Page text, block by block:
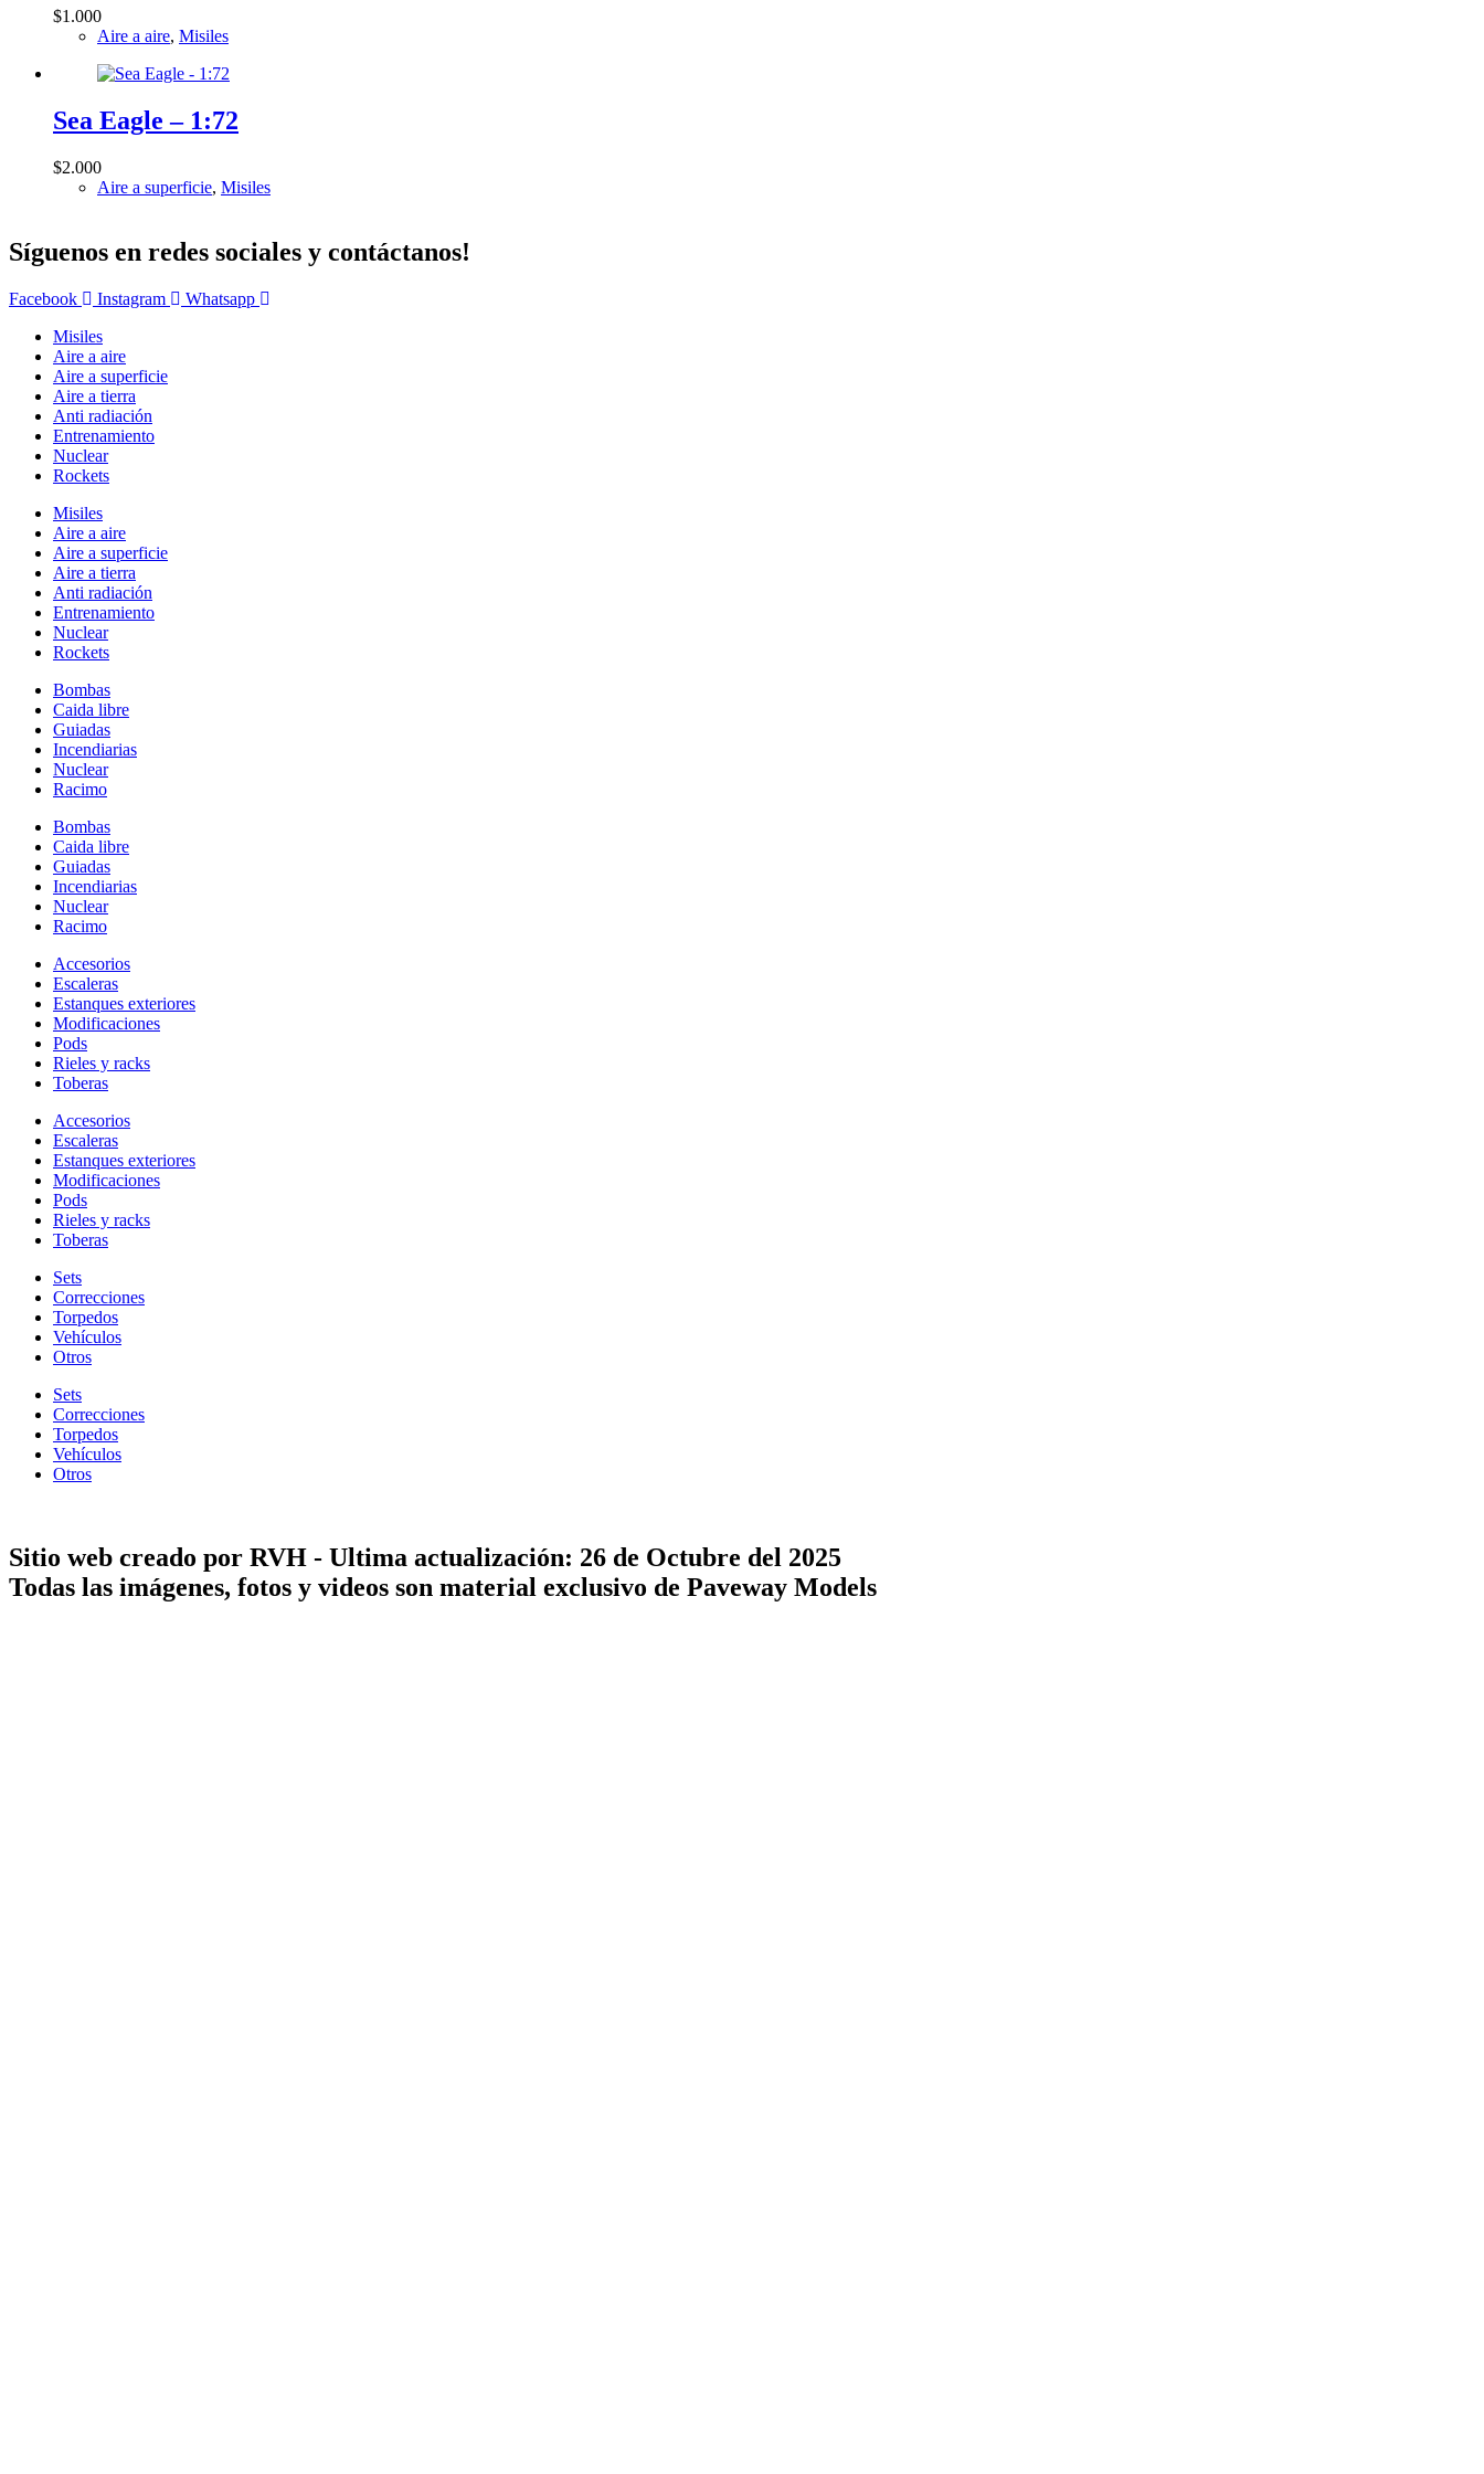
$1.000
Aire a aire, Misiles
Sea Eagle – 1:72
$2.000
Aire a superficie, Misiles
Síguenos en redes sociales y contáctanos!
Facebook Instagram
Whatsapp
Misiles
Aire a aire
Aire a superficie
Aire a tierra
Anti radiación
Entrenamiento
Nuclear
Rockets
Misiles
Aire a aire
Aire a superficie
Aire a tierra
Anti radiación
Entrenamiento
Nuclear
Rockets
Bombas
Caida libre
Guiadas
Incendiarias
Nuclear
Racimo
Bombas
Caida libre
Guiadas
Incendiarias
Nuclear
Racimo
Accesorios
Escaleras
Estanques exteriores
Modificaciones
Pods
Rieles y racks
Toberas
Accesorios
Escaleras
Estanques exteriores
Modificaciones
Pods
Rieles y racks
Toberas
Sets
Correcciones
Torpedos
Vehículos
Otros
Sets
Correcciones
Torpedos
Vehículos
Otros
Sitio web creado por RVH - Ultima actualización: 26 de Octubre del 2025
Todas las imágenes, fotos y videos son material exclusivo de Paveway Models